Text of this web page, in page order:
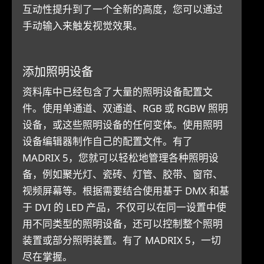
互动性提升到了一个全新的高度，您可以通过
手动输入来触发视觉效果。
添加照明设备
资料库中已经包含了大量的照明设备配置文
件。使用单通道、双通道、RGB 或 RGBW 照明
设备，或这些照明设备的任何变体。使用照明
设备编辑器制作自己的配置文件。有了
MADRIX 5，您就可以轻松地管理各种照明设
备，例如聚光灯、瓷砖、灯管、胶带、窗帘、
视频屏幕等。根据需要结合使用基于 DMX 和基
于 DVI 的 LED 产品，不仅可以在同一设置中使
用不同类型的照明设备，还可以控制整个照明
装置或部分照明装置。有了 MADRIX 5，一切
尽在掌握。